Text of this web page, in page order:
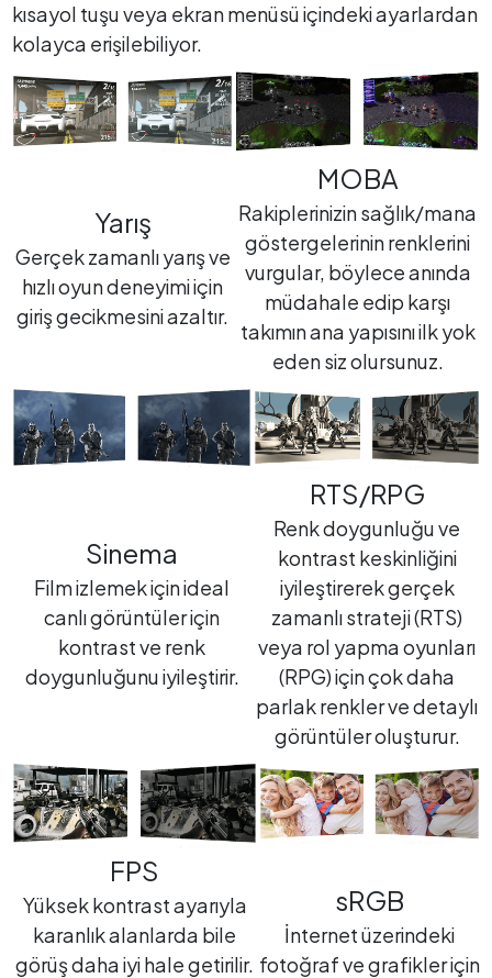
kısayol tuşu veya ekran menüsü içindeki ayarlardan
kolayca erişilebiliyor.
Yarış
Gerçek zamanlı yarış ve
hızlı oyun deneyimi için
giriş gecikmesini azaltır.
MOBA
Rakiplerinizin sağlık/mana
göstergelerinin renklerini
vurgular, böylece anında
müdahale edip karşı
takımın ana yapısını ilk yok
eden siz olursunuz.
Sinema
Film izlemek için ideal
canlı görüntüler için
kontrast ve renk
doygunluğunu iyileştirir.
RTS/RPG
Renk doygunluğu ve
kontrast keskinliğini
iyileştirerek gerçek
zamanlı strateji (RTS)
veya rol yapma oyunları
(RPG) için çok daha
parlak renkler ve detaylı
görüntüler oluşturur.
FPS
Yüksek kontrast ayarıyla
karanlık alanlarda bile
görüş daha iyi hale getirilir.
sRGB
İnternet üzerindeki
fotoğraf ve grafikler için